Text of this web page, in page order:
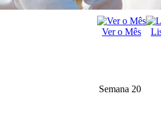
Ver o Mês
Semana 20